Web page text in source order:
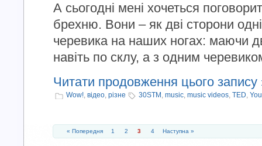
А сьогодні мені хочеться
брехню. Вони – як дві сторони
черевика на наших ногах: маючи
навіть по склу, а з одним
Читати продовження цього запису
Wow!, відео, різне 30STM , music, music videos, TED,
« Попередня 1 2 3 4 Наступна »